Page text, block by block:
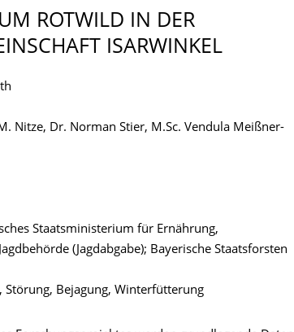
ROTWILD IN DER
ISARWINKEL
Nitze, Dr. Norman Stier, M.Sc. Vendula Meißner-
Staatsministerium für Ernährung,
(Jagdabgabe); Bayerische Staatsforsten
Störung, Bejagung, Winterfütterung